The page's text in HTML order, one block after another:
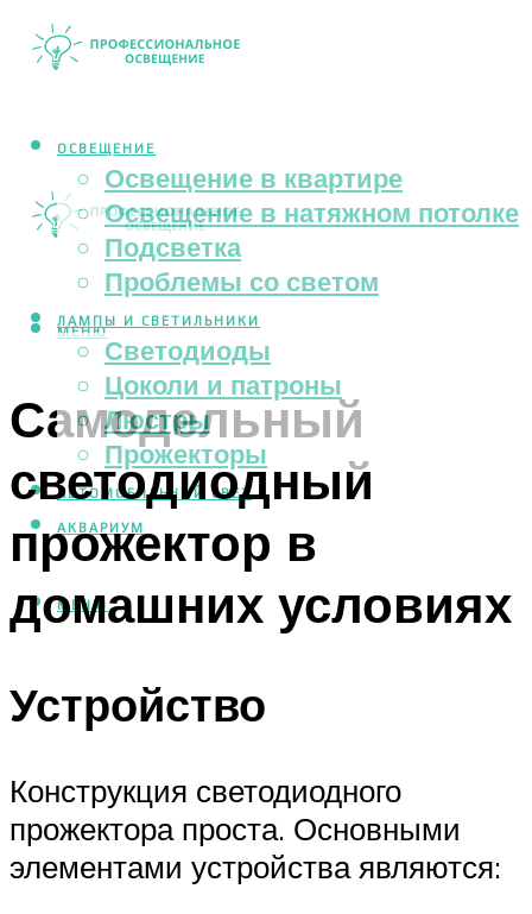
ОСВЕЩЕНИЕ
Освещение в квартире
Освещение в натяжном потолке
Подсветка
Проблемы со светом
ЛАМПЫ И СВЕТИЛЬНИКИ
Светодиоды
Цоколи и патроны
Люстры
Прожекторы
АВТОМОБИЛЬНЫЙ СВЕТ
АКВАРИУМ
МЕНЮ
МЕНЮ
Самодельный
светодиодный
прожектор в
домашних условиях
Устройство
Конструкция светодиодного
прожектора проста. Основными
элементами устройства являются: